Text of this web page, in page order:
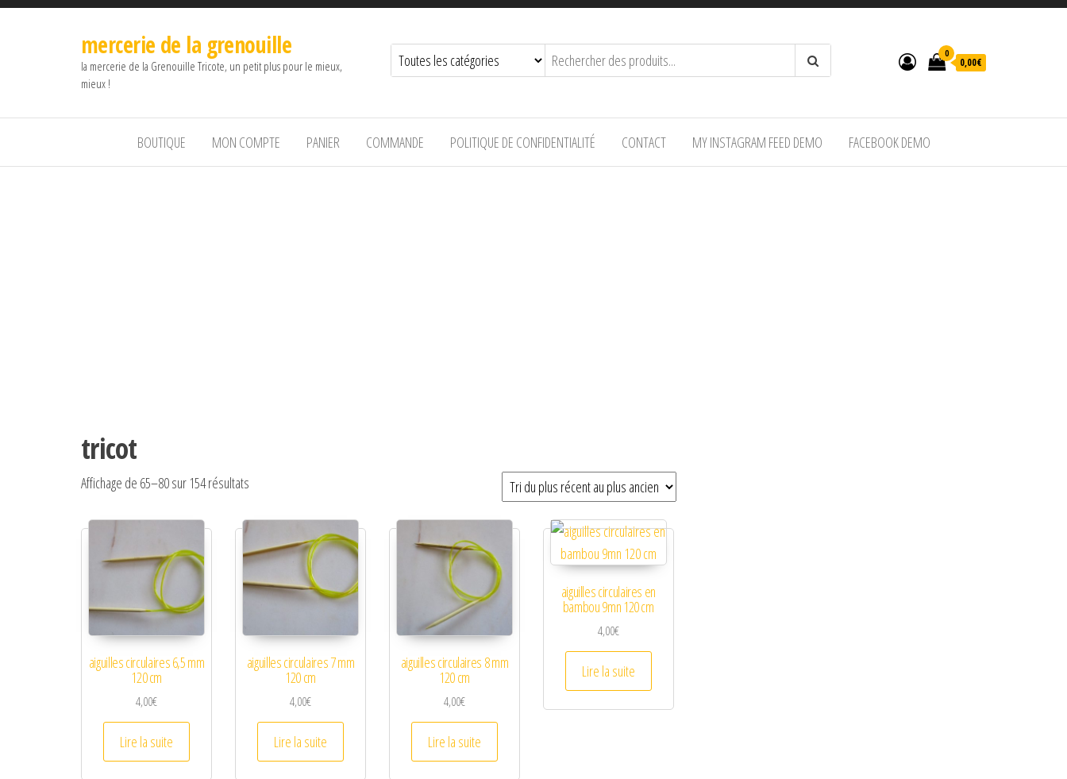
mercerie de la grenouille
la mercerie de la Grenouille Tricote, un petit plus pour le mieux,
mieux !
0
0,00€
BOUTIQUE MON COMPTE PANIER COMMANDE POLITIQUE DE CONFIDENTIALITÉ CONTACT MY INSTAGRAM FEED DEMO FACEBOOK DEMO
tricot
Affichage de 65–80 sur 154 résultats
aiguilles circulaires 6,5 mm
120 cm
4,00€
Lire la suite
aiguilles circulaires 7 mm
120 cm
4,00€
Lire la suite
aiguilles circulaires 8 mm
120 cm
4,00€
Lire la suite
aiguilles circulaires en
bambou 9mn 120 cm
4,00€
Lire la suite